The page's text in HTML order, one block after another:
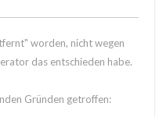
worden, nicht wegen
das entschieden habe.
Gründen getroffen: